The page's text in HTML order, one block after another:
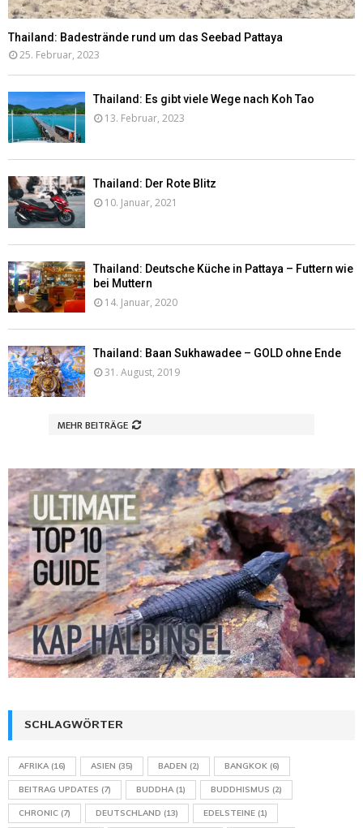
Thailand: Badestrände rund um das Seebad Pattaya
25. Februar, 2023
Thailand: Es gibt viele Wege nach Koh Tao
13. Februar, 2023
Thailand: Der Rote Blitz
10. Januar, 2021
Thailand: Deutsche Küche in Pattaya – Futtern wie
bei Muttern
14. Januar, 2020
Thailand: Baan Sukhawadee – GOLD ohne Ende
31. August, 2019
MEHR BEITRÄGE
SCHLAGWÖRTER
AFRIKA(16) ASIEN (35) BADEN (2) BANGKOK (6)
BEITRAG UPDATES (7) BUDDHA(1) BUDDHISMUS (2)
CHRONIC (7) DEUTSCHLAND (13) EDELSTEINE (1)